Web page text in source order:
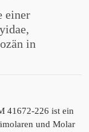
einer
in
41672-226 ist ein
und Molar